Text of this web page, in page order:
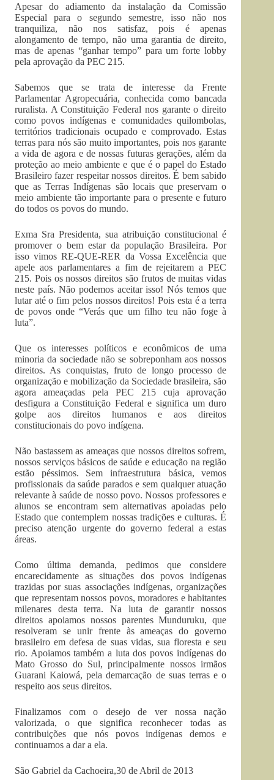
Apesar do adiamento da instalação da Comissão
Especial para o segundo semestre, isso não nos
tranquiliza, não nos satisfaz, pois é apenas
alongamento de tempo, não uma garantia de direito,
mas de apenas “ganhar tempo” para um forte lobby
pela aprovação da PEC 215.
Sabemos que se trata de interesse da Frente
Parlamentar Agropecuária, conhecida como bancada
ruralista. A Constituição Federal nos garante o direito
como povos indígenas e comunidades quilombolas,
territórios tradicionais ocupado e comprovado. Estas
terras para nós são muito importantes, pois nos garante
a vida de agora e de nossas futuras gerações, além da
proteção ao meio ambiente e que é o papel do Estado
Brasileiro fazer respeitar nossos direitos. É bem sabido
que as Terras Indígenas são locais que preservam o
meio ambiente tão importante para o presente e futuro
do todos os povos do mundo.
Exma Sra Presidenta, sua atribuição constitucional é
promover o bem estar da população Brasileira. Por
isso vimos RE-QUE-RER da Vossa Excelência que
apele aos parlamentares a fim de rejeitarem a PEC
215. Pois os nossos direitos são frutos de muitas vidas
neste país. Não podemos aceitar isso! Nós temos que
lutar até o fim pelos nossos direitos! Pois esta é a terra
de povos onde “Verás que um filho teu não foge à
luta”.
Que os interesses políticos e econômicos de uma
minoria da sociedade não se sobreponham aos nossos
direitos. As conquistas, fruto de longo processo de
organização e mobilização da Sociedade brasileira, são
agora ameaçadas pela PEC 215 cuja aprovação
desfigura a Constituição Federal e significa um duro
golpe aos direitos humanos e aos direitos
constitucionais do povo indígena.
Não bastassem as ameaças que nossos direitos sofrem,
nossos serviços básicos de saúde e educação na região
estão péssimos. Sem infraestrutura básica, vemos
profissionais da saúde parados e sem qualquer atuação
relevante à saúde de nosso povo. Nossos professores e
alunos se encontram sem alternativas apoiadas pelo
Estado que contemplem nossas tradições e culturas. É
preciso atenção urgente do governo federal a estas
áreas.
Como última demanda, pedimos que considere
encarecidamente as situações dos povos indígenas
trazidas por suas associações indígenas, organizações
que representam nossos povos, moradores e habitantes
milenares desta terra. Na luta de garantir nossos
direitos apoiamos nossos parentes Munduruku, que
resolveram se unir frente às ameaças do governo
brasileiro em defesa de suas vidas, sua floresta e seu
rio. Apoiamos também a luta dos povos indígenas do
Mato Grosso do Sul, principalmente nossos irmãos
Guarani Kaiowá, pela demarcação de suas terras e o
respeito aos seus direitos.
Finalizamos com o desejo de ver nossa nação
valorizada, o que significa reconhecer todas as
contribuições que nós povos indígenas demos e
continuamos a dar a ela.
São Gabriel da Cachoeira,30 de Abril de 2013